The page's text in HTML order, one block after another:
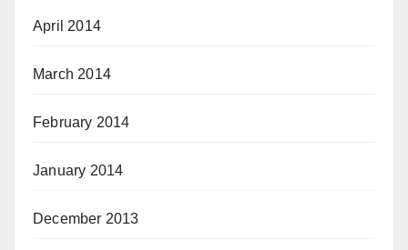
April 2014
March 2014
February 2014
January 2014
December 2013